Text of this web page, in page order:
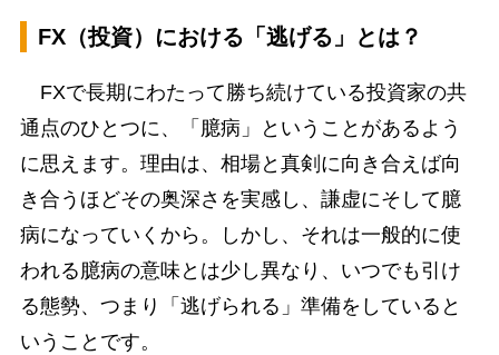
FX（投資）における「逃げる」とは？
FXで長期にわたって勝ち続けている投資家の共
通点のひとつに、「臆病」ということがあるよう
に思えます。理由は、相場と真剣に向き合えば向
き合うほどその奥深さを実感し、謙虚にそして臆
病になっていくから。しかし、それは一般的に使
われる臆病の意味とは少し異なり、いつでも引け
る態勢、つまり「逃げられる」準備をしていると
いうことです。